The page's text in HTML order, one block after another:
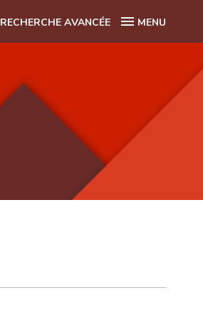
RECHERCHE AVANCÉE MENU